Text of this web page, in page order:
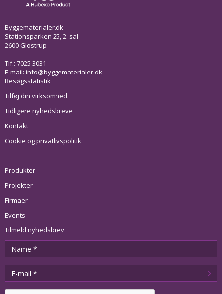
Byggematerialer.dk
Stationsparken 25, 2. sal
2600 Glostrup
Tlf.: 7025 3031
E-mail: info@byggematerialer.dk
Besøgsstatistik
Tilføj din virksomhed
Tidligere nyhedsbreve
Kontakt
Cookie og privatlivspolitik
Produkter
Projekter
Firmaer
Events
Tilmeld nyhedsbrev